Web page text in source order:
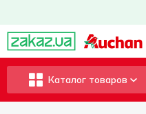
Каталог товаров